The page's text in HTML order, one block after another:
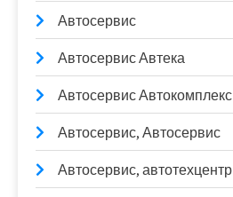
Автосервис
Автосервис Автека
Автосервис Автокомплекс
Автосервис, Автосервис
Автосервис, автотехцентр